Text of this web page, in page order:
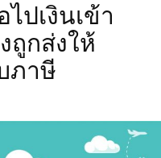
ปเงินเข้า
ถูกส่งให้
ภาษี